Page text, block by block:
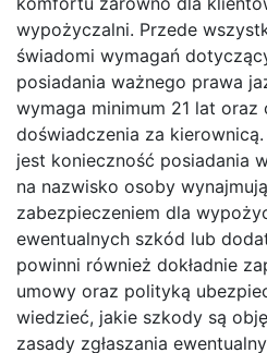
wypożyczalni. Przede
świadomi wymagań
posiadania ważnego prawa
wymaga minimum 21 lat oraz
doświadczenia za
jest konieczność posiadania
na nazwisko osoby
zabezpieczeniem dla
ewentualnych szkód lub
powinni również dokładnie
umowy oraz polityką
wiedzieć, jakie szkody są
zasady zgłaszania